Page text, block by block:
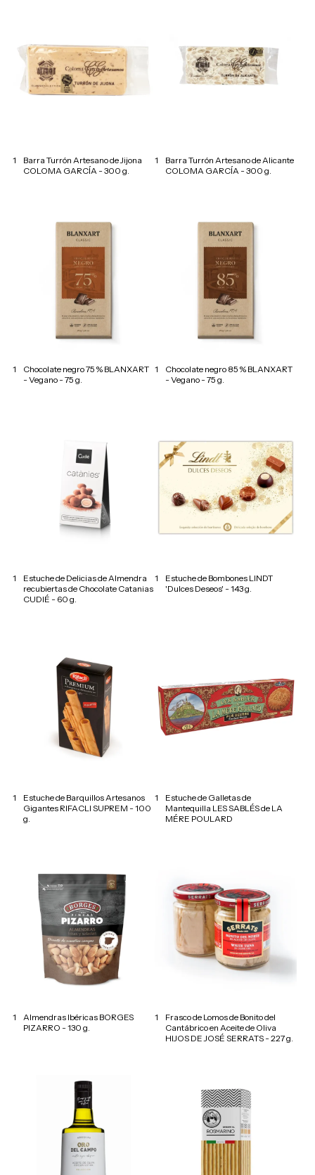
1
Barra Turrón Artesano de Jijona
COLOMA GARCÍA - 300 g.
1
Barra Turrón Artesano de Alicante
COLOMA GARCÍA - 300 g.
1
Chocolate negro 75 % BLANXART
- Vegano - 75 g.
1
Chocolate negro 85 % BLANXART
- Vegano - 75 g.
1
Estuche de Delicias de Almendra
recubiertas de Chocolate Catanias
CUDIÉ - 60 g.
1
Estuche de Bombones LINDT
'Dulces Deseos' - 143 g.
1
Estuche de Barquillos Artesanos
Gigantes RIFACLI SUPREM - 100
g.
1
Estuche de Galletas de
Mantequilla LES SABLÉS de LA
MÉRE POULARD
1
Almendras Ibéricas BORGES
PIZARRO - 130 g.
1
Frasco de Lomos de Bonito del
Cantábrico en Aceite de Oliva
HIJOS DE JOSÉ SERRATS - 227 g.